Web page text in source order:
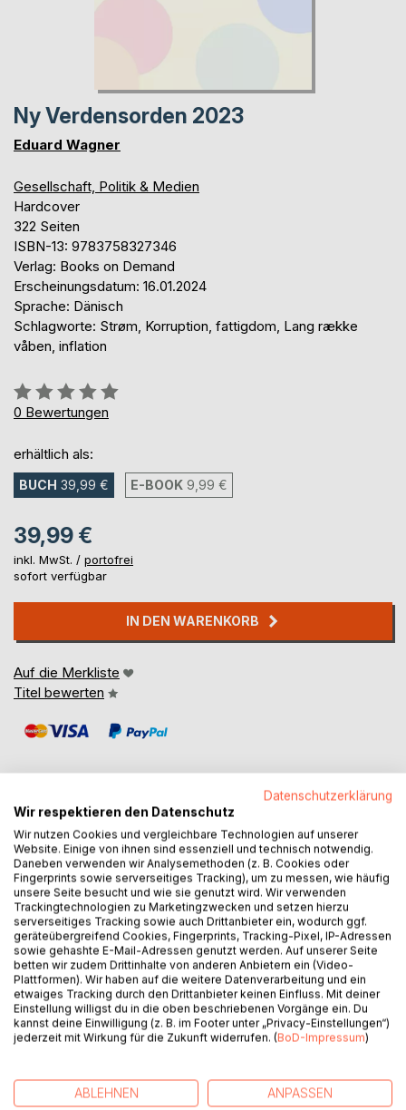
Ny Verdensorden 2023
Eduard Wagner
Gesellschaft, Politik & Medien
Hardcover
322 Seiten
ISBN-13: 9783758327346
Verlag: Books on Demand
Erscheinungsdatum: 16.01.2024
Sprache: Dänisch
Schlagworte: Strøm, Korruption, fattigdom, Lang række
våben, inflation
Bewertung::
0%
0 Bewertungen
erhältlich als:
BUCH 39,99 € E-BOOK 9,99 €
39,99 €
inkl. MwSt. / portofrei
sofort verfügbar
IN DEN WARENKORB
Auf die Merkliste
Titel bewerten
BESCHREIBUNG
Året 2023 er forbi og hvilke konflikter og argumenter vil der
være i det kommende år. Var der ikke allerede nok militære
konflikter og katastrofer? Men ligesom det sker i lille skala,
sker det også i stor skala. Der er kun nogle få mennesker,
der præsenterer deres beslutninger for deres vælgere og
befolkningen for at udvide deres egen profit og magt.
AUTOR/IN
PRESSESTIMMEN
Datenschutzerklärung
Wir respektieren den Datenschutz
Wir nutzen Cookies und vergleichbare Technologien auf unserer
Website. Einige von ihnen sind essenziell und technisch notwendig.
Daneben verwenden wir Analysemethoden (z. B. Cookies oder
Fingerprints sowie serverseitiges Tracking), um zu messen, wie häufig
unsere Seite besucht und wie sie genutzt wird. Wir verwenden
Trackingtechnologien zu Marketingzwecken und setzen hierzu
serverseitiges Tracking sowie auch Drittanbieter ein, wodurch ggf.
geräteübergreifend Cookies, Fingerprints, Tracking-Pixel, IP-Adressen
sowie gehashte E-Mail-Adressen genutzt werden. Auf unserer Seite
betten wir zudem Drittinhalte von anderen Anbietern ein (Video-
Plattformen). Wir haben auf die weitere Datenverarbeitung und ein
etwaiges Tracking durch den Drittanbieter keinen Einfluss. Mit deiner
Einstellung willigst du in die oben beschriebenen Vorgänge ein. Du
kannst deine Einwilligung (z. B. im Footer unter „Privacy-Einstellungen“)
jederzeit mit Wirkung für die Zukunft widerrufen. (BoD-Impressum)
ABLEHNEN ANPASSEN